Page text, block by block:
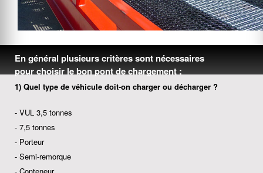
En général plusieurs critères sont nécessaires
pour choisir le bon pont de chargement :
1) Quel type de véhicule doit-on charger ou décharger ?
- VUL 3,5 tonnes
- 7,5 tonnes
- Porteur
- Semi-remorque